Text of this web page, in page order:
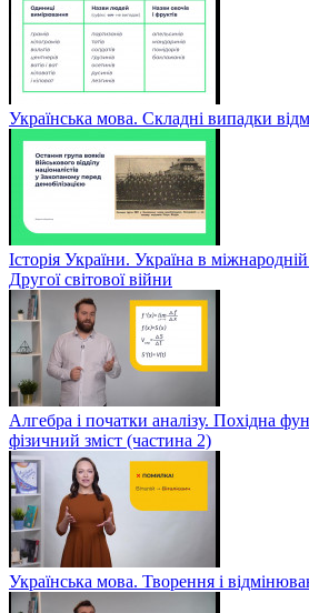
Українська мова. Складні випадки
Історія України. Україна в
Другої світової війни
Алгебра і початки аналізу. Похідна
фізичний зміст (частина 2)
Українська мова. Творення і